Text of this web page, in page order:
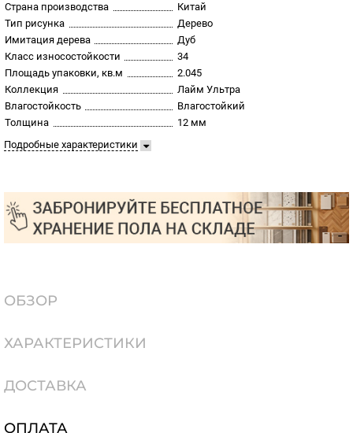
Страна производства
Китай
Тип рисунка
Дерево
Имитация дерева
Дуб
Класс износостойкости
34
Площадь упаковки, кв.м
2.045
Коллекция
Лайм Ультра
Влагостойкость
Влагостойкий
Толщина
12 мм
Подробные характеристики
ОБЗОР
ХАРАКТЕРИСТИКИ
ДОСТАВКА
ОПЛАТА